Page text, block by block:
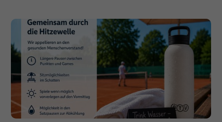
Zweck
Einstellungen. Unter anderem eine
zufällig generierte ID, für die
historische Speicherung Ihrer
vorgenommen Einstellungen, falls der
Webseiten-Betreiber dies eingestellt
hat.